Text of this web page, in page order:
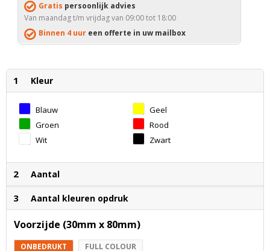
Gratis persoonlijk advies
Van maandag t/m vrijdag van 09:00 tot 18:00
Binnen 4 uur een offerte in uw mailbox
1 Kleur
Blauw
Geel
Groen
Rood
Wit
Zwart
2 Aantal
3 Aantal kleuren opdruk
Voorzijde (30mm x 80mm)
ONBEDRUKT FULL COLOUR